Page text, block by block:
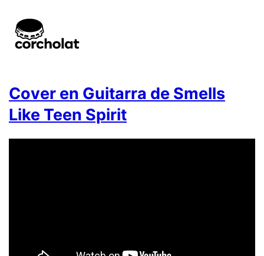
Cover en Guitarra de Smells
Like Teen Spirit